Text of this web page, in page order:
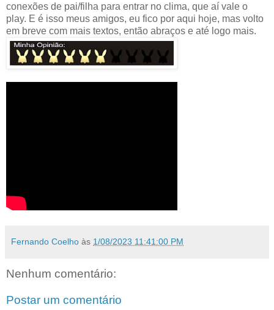
conexões de pai/filha para entrar no clima, que aí vale o
play. E é isso meus amigos, eu fico por aqui hoje, mas volto
em breve com mais textos, então abraços e até logo mais.
Fernando Coelho às 1/08/2023 11:41:00 PM
Nenhum comentário:
Postar um comentário